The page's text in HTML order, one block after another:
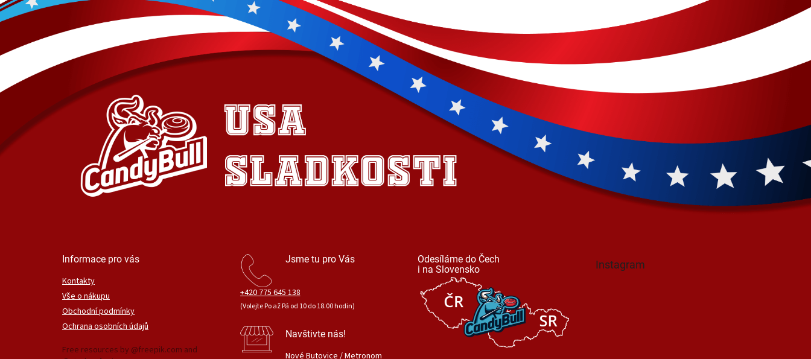
í
Informace pro vás
Kontakty
Vše o nákupu
Obchodní podmínky
Ochrana osobních údajů
Free resources by @freepik.com and
Jsme tu pro Vás
+420 775 645 138
(Volejte Po až Pá od 10 do 18.00 hodin)
Navštivte nás!
Nové Butovice / Metronom
Odesíláme do Čech
i na Slovensko
Instagram